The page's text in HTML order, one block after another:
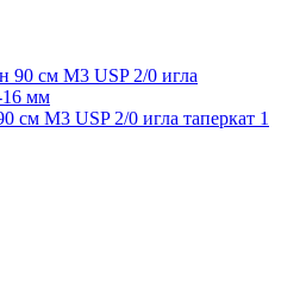
см М3 USP 2/0 игла таперкат 1